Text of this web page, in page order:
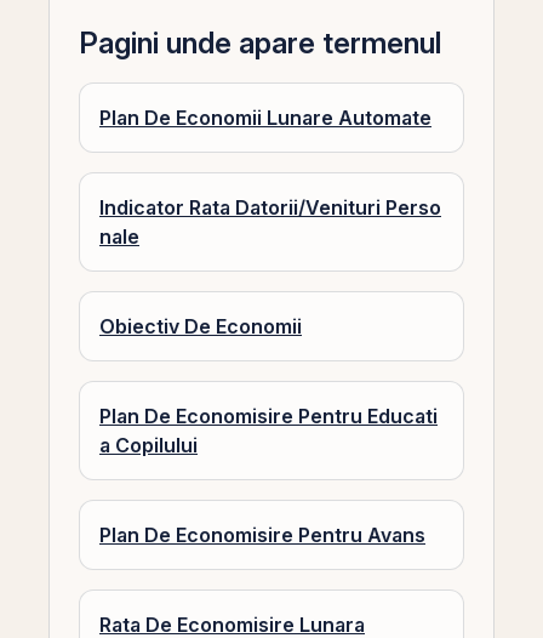
Pagini unde apare termenul
Plan De Economii Lunare Automate
Indicator Rata Datorii/Venituri Perso
nale
Obiectiv De Economii
Plan De Economisire Pentru Educati
a Copilului
Plan De Economisire Pentru Avans
Rata De Economisire Lunara